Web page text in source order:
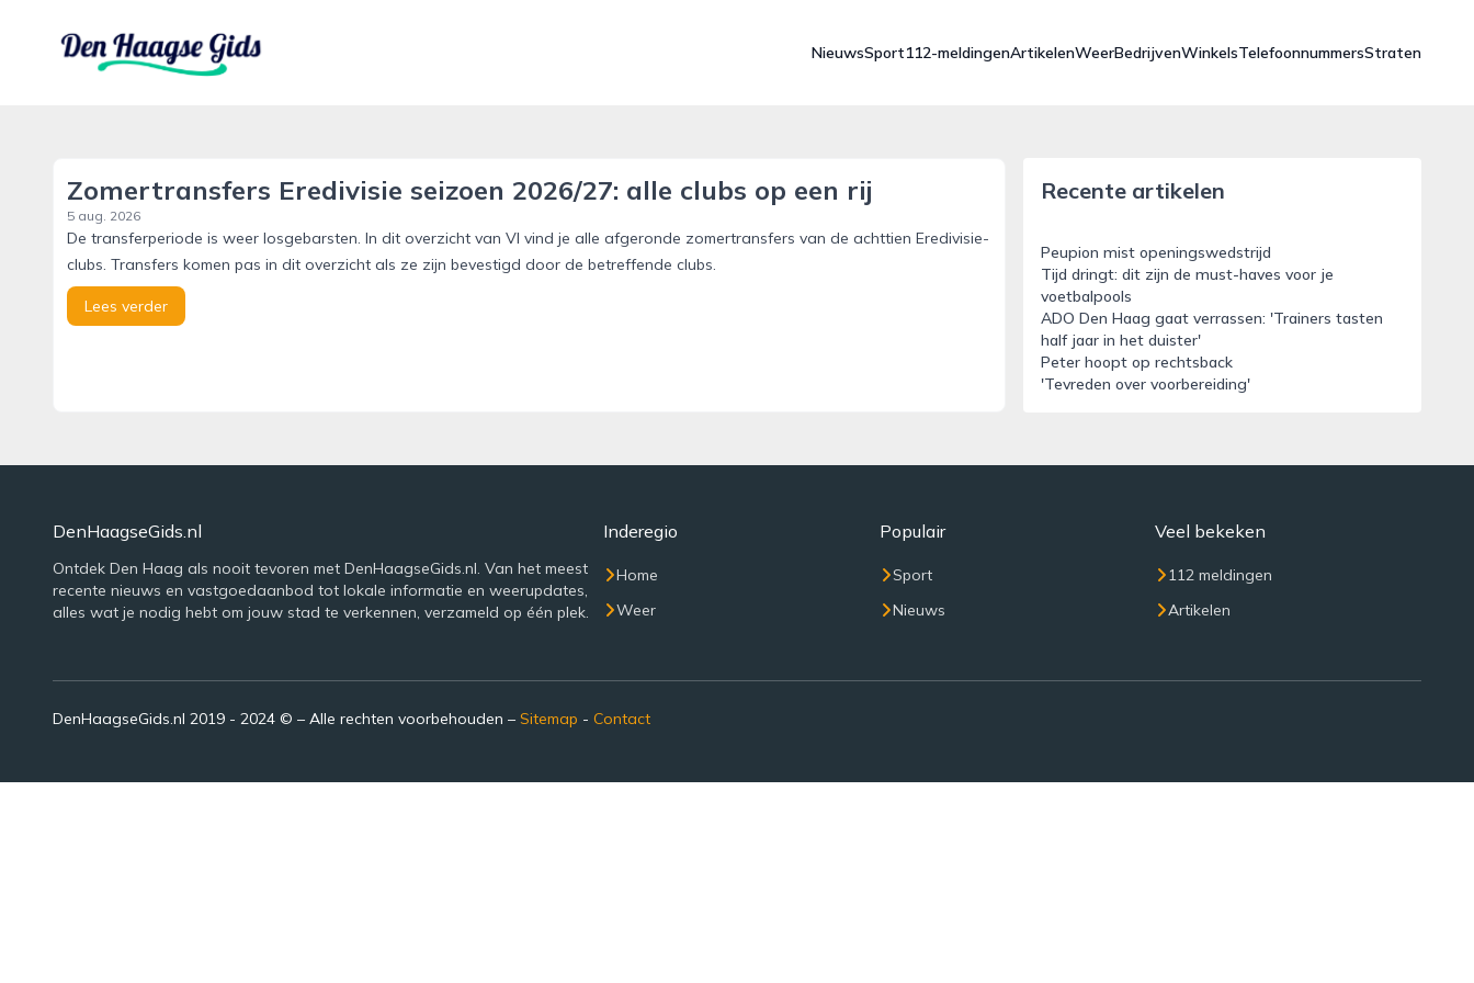
denhaagsegids.nl
NieuwsSport112-meldingenArtikelenWeerBedrijvenWinkelsTelefoonnummersStraten
Zomertransfers Eredivisie seizoen 2026/27: alle clubs op een rij
5 aug. 2026
De transferperiode is weer losgebarsten. In dit overzicht van VI vind je alle afgeronde zomertransfers van de achttien Eredivisie-
clubs. Transfers komen pas in dit overzicht als ze zijn bevestigd door de betreffende clubs.
Lees verder
Recente artikelen
Peupion mist openingswedstrijd
Tijd dringt: dit zijn de must-haves voor je
voetbalpools
ADO Den Haag gaat verrassen: 'Trainers tasten
half jaar in het duister'
Peter hoopt op rechtsback
'Tevreden over voorbereiding'
DenHaagseGids.nl
Ontdek Den Haag als nooit tevoren met DenHaagseGids.nl. Van het meest
recente nieuws en vastgoedaanbod tot lokale informatie en weerupdates,
alles wat je nodig hebt om jouw stad te verkennen, verzameld op één plek.
Inderegio
Home
Weer
Populair
Sport
Nieuws
Veel bekeken
112 meldingen
Artikelen
DenHaagseGids.nl 2019 - 2024 © – Alle rechten voorbehouden – Sitemap - Contact